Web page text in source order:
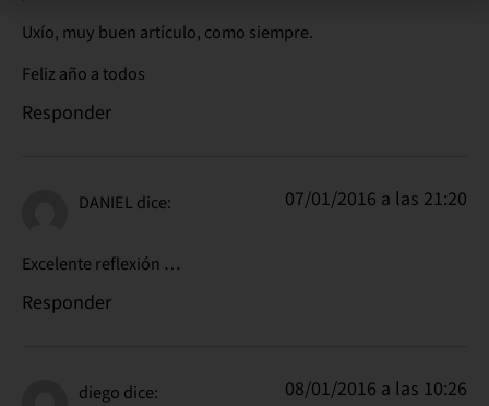
Uxío, muy buen artículo, como siempre.
Feliz año a todos
Responder
DANIEL dice: 07/01/2016 a las 21:20
Excelente reflexión …
Responder
diego dice: 08/01/2016 a las 10:26